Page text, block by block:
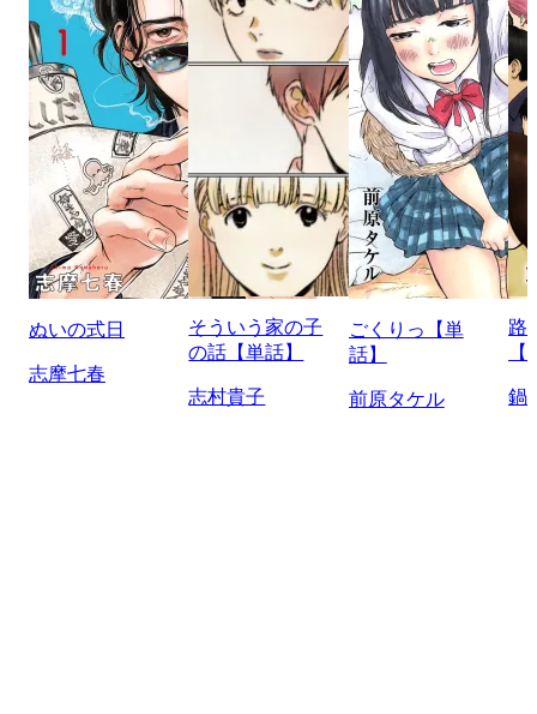
ぬいの式日
志摩七春
そういう家の子
の話【単話】
志村貴子
ごくりっ【単
話】
前原タケル
路
鍋